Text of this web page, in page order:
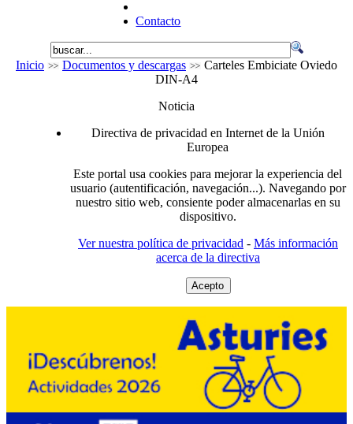
Contacto
Inicio Documentos y descargas
Carteles Embiciate Oviedo
DIN-A4
Noticia
Directiva de privacidad en Internet de la Unión
Europea
Este portal usa cookies para mejorar la experiencia del
usuario (autentificación, navegación...). Navegando por
nuestro sitio web, consiente poder almacenarlas en su
dispositivo.
Ver nuestra política de privacidad - Más información
acerca de la directiva
Acepto